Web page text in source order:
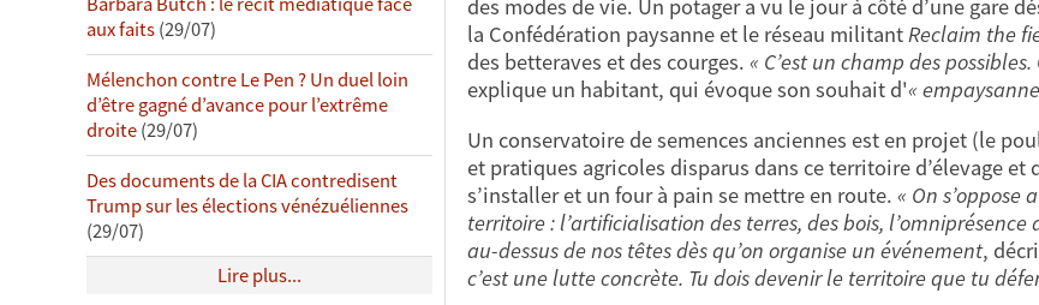
aux faits(29/07)
Mélenchon contre Le Pen ? Un duel loin
d’être gagné d’avance pour l’extrême
droite(29/07)
Des documents de la CIA contredisent
Trump sur les élections vénézuéliennes
(29/07)
Lire plus...
des modes de vie. Un potager a vu le jour à côté d’une gare
la Confédération paysanne et le réseau militantReclaim the
des betteraves et des courges. « C’est un champ des
explique un habitant, qui évoque son souhait d'«
Un conservatoire de semences anciennes est en projet (le
et pratiques agricoles disparus dans ce territoire d’élevage
s’installer et un four à pain se mettre en route. « On s’oppose
territoire : l’artificialisation des terres, des bois,
au-dessus de nos têtes dès qu’on organise un événement,
c’est une lutte concrète. Tu dois devenir le territoire que tu